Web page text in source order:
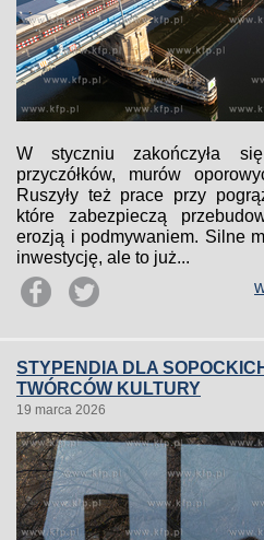
W styczniu zakończyła
przyczółków, murów
Ruszyły też prace przy
które zabezpieczą
erozją i podmywaniem. Silne
inwestycję, ale to już...
STYPENDIA DLA
TWÓRCÓW KULTURY
19 marca 2026